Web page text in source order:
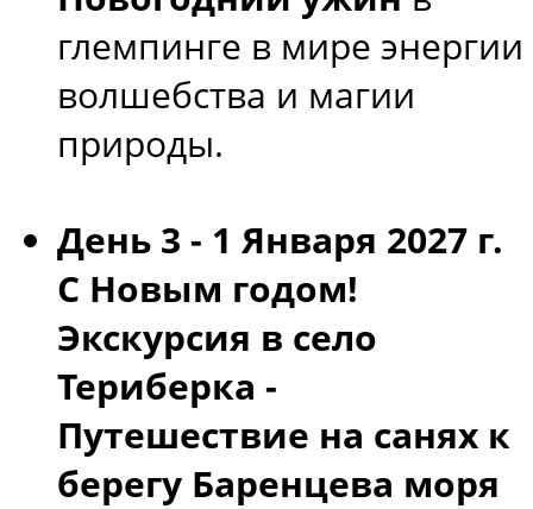
глемпинге в мире энергии
волшебства и магии
природы.
День 3 - 1 Января 2027 г.
С Новым годом!
Экскурсия в село
Териберка -
Путешествие на санях к
берегу Баренцева моря